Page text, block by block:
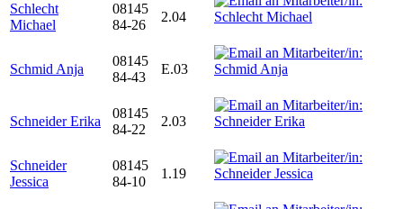
Schlecht
Michael
08145
84-26
2.04
Schmid Anja
08145
84-43
E.03
Schneider Erika
08145
84-22
2.03
Schneider
Jessica
08145
84-10
1.19